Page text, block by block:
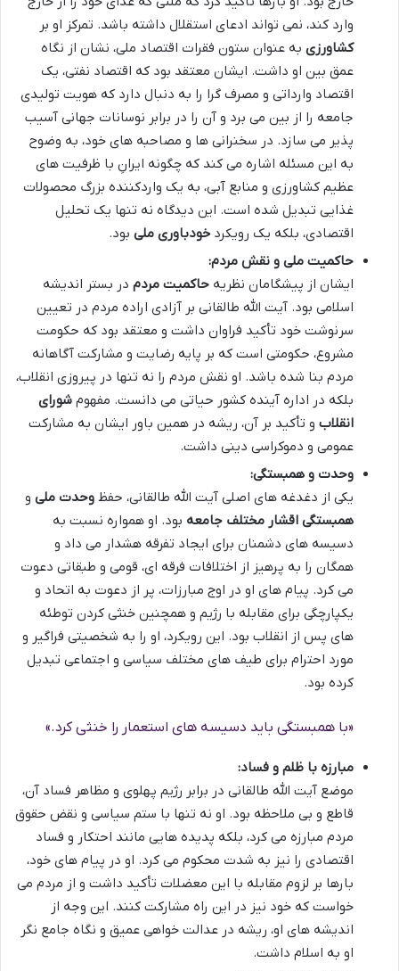
وارد کند، نمی تواند ادعای استقلال داشته باشد. تمرکز او بر
کشاورزی به عنوان ستون فقرات اقتصاد ملی، نشان از نگاه
عمق بین او داشت. ایشان معتقد بود که اقتصاد نفتی، یک
اقتصاد وارداتی و مصرف گرا را به دنبال دارد که هویت تولیدی
جامعه را از بین می برد و آن را در برابر نوسانات جهانی آسیب
پذیر می سازد. در سخنرانی ها و مصاحبه های خود، به وضوح
به این مسئله اشاره می کند که چگونه ایرانِ با ظرفیت های
عظیم کشاورزی و منابع آبی، به یک واردکننده بزرگ محصولات
غذایی تبدیل شده است. این دیدگاه نه تنها یک تحلیل
اقتصادی، بلکه یک رویکرد خودباوری ملی بود.
حاکمیت ملی و نقش مردم:
ایشان از پیشگامان نظریه حاکمیت مردم در بستر اندیشه
اسلامی بود. آیت الله طالقانی بر آزادی اراده مردم در تعیین
سرنوشت خود تأکید فراوان داشت و معتقد بود که حکومت
مشروع، حکومتی است که بر پایه رضایت و مشارکت آگاهانه
مردم بنا شده باشد. او نقش مردم را نه تنها در پیروزی انقلاب،
بلکه در اداره آینده کشور حیاتی می دانست. مفهوم شورای
انقلاب و تأکید بر آن، ریشه در همین باور ایشان به مشارکت
عمومی و دموکراسی دینی داشت.
وحدت و همبستگی:
یکی از دغدغه های اصلی آیت الله طالقانی، حفظ وحدت ملی و
همبستگی اقشار مختلف جامعه بود. او همواره نسبت به
دسیسه های دشمنان برای ایجاد تفرقه هشدار می داد و
همگان را به پرهیز از اختلافات فرقه ای، قومی و طبقاتی دعوت
می کرد. پیام های او در اوج مبارزات، پر از دعوت به اتحاد و
یکپارچگی برای مقابله با رژیم و همچنین خنثی کردن توطئه
های پس از انقلاب بود. این رویکرد، او را به شخصیتی فراگیر و
مورد احترام برای طیف های مختلف سیاسی و اجتماعی تبدیل
کرده بود.
«با همبستگی باید دسیسه های استعمار را خنثی کرد.»
مبارزه با ظلم و فساد:
موضع آیت الله طالقانی در برابر رژیم پهلوی و مظاهر فساد آن،
قاطع و بی ملاحظه بود. او نه تنها با ستم سیاسی و نقض حقوق
مردم مبارزه می کرد، بلکه پدیده هایی مانند احتکار و فساد
اقتصادی را نیز به شدت محکوم می کرد. او در پیام های خود،
بارها بر لزوم مقابله با این معضلات تأکید داشت و از مردم می
خواست که خود نیز در این راه مشارکت کنند. این وجه از
اندیشه های او، ریشه در عدالت خواهی عمیق و نگاه جامع نگر
او به اسلام داشت.